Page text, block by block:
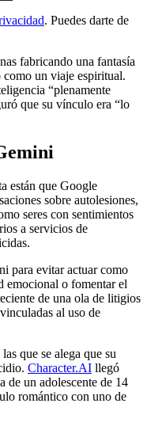
. Puedes darte de
fabricando una fantasía
un viaje espiritual.
“plenamente
que su vínculo era “lo
están que Google
sobre autolesiones,
seres con sentimientos
a servicios de
para evitar actuar como
emocional o fomentar el
de una ola de litigios
al uso de
que se alega que su
Character.AI llegó
de un adolescente de 14
romántico con uno de